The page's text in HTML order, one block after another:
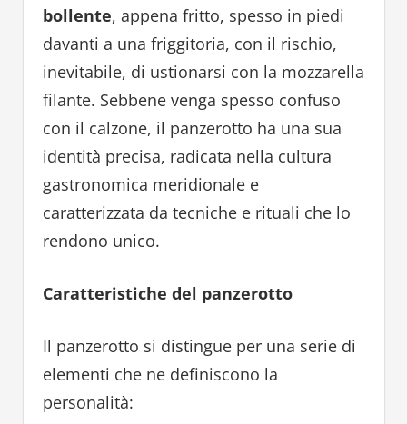
bollente, appena fritto, spesso in piedi
davanti a una friggitoria, con il rischio,
inevitabile, di ustionarsi con la mozzarella
filante. Sebbene venga spesso confuso
con il calzone, il panzerotto ha una sua
identità precisa, radicata nella cultura
gastronomica meridionale e
caratterizzata da tecniche e rituali che lo
rendono unico.
Caratteristiche del panzerotto
Il panzerotto si distingue per una serie di
elementi che ne definiscono la
personalità: